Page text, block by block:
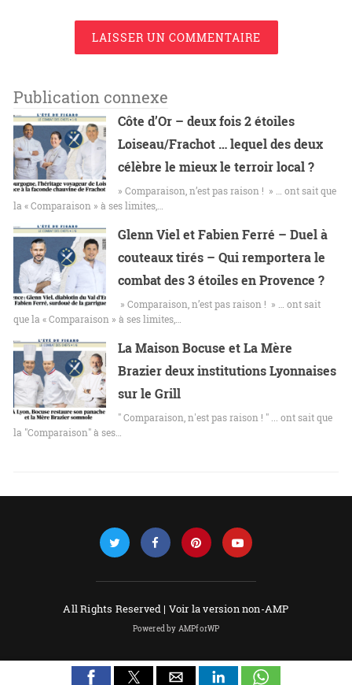
LAISSER UN COMMENTAIRE
Publication connexe
Côte d’Or – deux fois 2 étoiles
Loiseau/Frachot … lequel des deux
célèbre le mieux le terroir local ?
» Comparaison, n’est pas raison ! » … ont sait que
la « Comparaison » à ses limites,…
Glenn Viel et Fabien Ferré – Duel à
couteaux tirés – Qui remportera le
combat des 3 étoiles en Provence ?
» Comparaison, n’est pas raison ! » … ont sait
que la « Comparaison » à ses limites,…
La Maison Bocuse et La Mère
Brazier deux institutions Lyonnaises
sur le Grill
" Comparaison, n'est pas raison ! " ... ont sait que
la "Comparaison" à ses…
All Rights Reserved | Voir la version non-AMP
Powered by AMPforWP